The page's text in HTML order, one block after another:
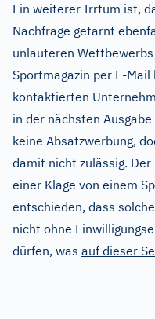
Ein weiterer Irrtum ist,
Nachfrage getarnt
unlauteren
Sportmagazin per E-
kontaktierten
in der nächsten
keine Absatzwerbung,
damit nicht zulässig.
einer Klage von einem
entschieden, dass
nicht ohne
dürfen, was auf dieser